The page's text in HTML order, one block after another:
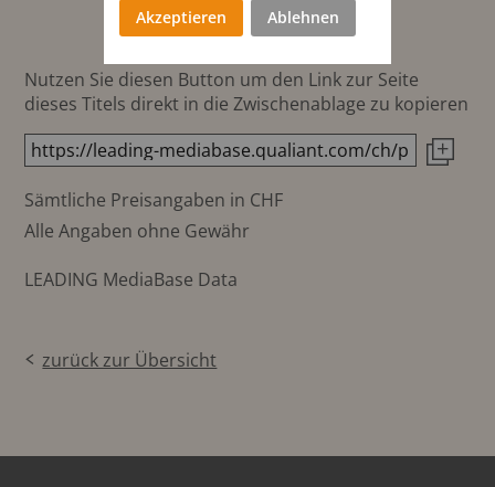
Nutzen Sie diesen Button um den Link zur Seite
dieses Titels direkt in die Zwischenablage zu kopieren
Sämtliche Preisangaben in CHF
Alle Angaben ohne Gewähr
LEADING MediaBase Data
zurück zur Übersicht
Akzeptieren Ablehnen